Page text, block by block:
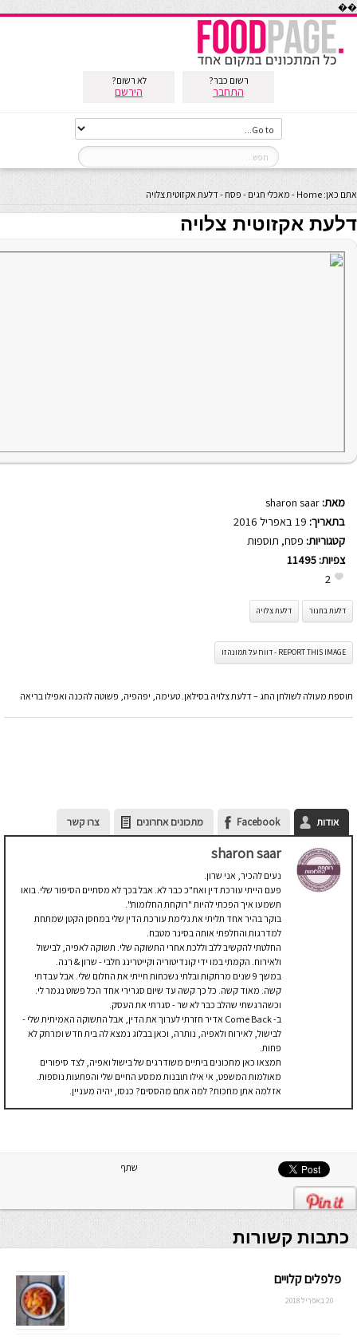
��
רשום כבר?
התחבר
לא רשום?
הירשם
אתם כאן: Home
- מאכלי חגים - פסח -דלעת אקזוטית צלויה
דלעת אקזוטית צלויה
מאת: sharon saar
בתאריך:
קטגוריות: פסח, תוספות
צפיות: 11495
2
דלעת בתנור דלעת צלויה
REPORT THIS IMAGE - דווח על תמונה זו
תוספת מעולה לשולחן החג – דלעת צלויה בסילאן. טעימה, יפהפיה, פשוטה להכנה ואפילו בריאה
אודות Facebook מתכונים אחרונים צרו קשר
sharon saar
נעים להכיר, אני שרון.
פעם הייתי עורכת דין ואח"כ כבר לא. אבל בכך לא מסתיים הסיפור שלי. בואו
תשמעו איך הפכתי להיות "רוקחת החלומות".
בוקר בהיר אחד תליתי את גלימת עורכת הדין שלי במחסן הקטן שמתחת
למדרגות והחלפתי אותה בסינר מטבח.
החלטתי להקשיב ללב וללכת אחרי התשוקה שלי. תשוקה לאפיה, לבישול
ולאירוח. הקמתי במו ידי קונדיטוריה וקייטרינג חלבי - שרון & רנה.
במשך 9 שנים מרתקות ובלתי נשכחות חייתי את החלום שלי. אבל עבדתי
קשה. מאוד קשה. כל כך קשה עד שיום סגרירי אחד הכל פשוט נגמר לי.
וכשהרגשתי שהלב כבר לא שר - סגרתי את העסק.
ב- Come Back אדיר חזרתי לערוך את הדין, אבל התשוקה האמיתית שלי -
לבישול, לאירוח ולאפיה, נותרה, וכאן בבלוג נמצא לה בית חדש ומרתק לא
פחות.
תמצאו כאן מתכונים ביתיים משודרגים של בישול ואפיה, לצד סיפורים
מאולמות המשפט, אי אילו תובנות ממסע החיים שלי והפתעות נוספות.
אז למה אתן מחכות? למה אתם מהססים? כנסו, יהיה מעניין.
שתף
כתבות קשורות
פלפלים קלויים
20 באפריל 2018